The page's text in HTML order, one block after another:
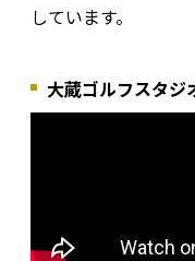
しています。
大蔵ゴルフスタジ